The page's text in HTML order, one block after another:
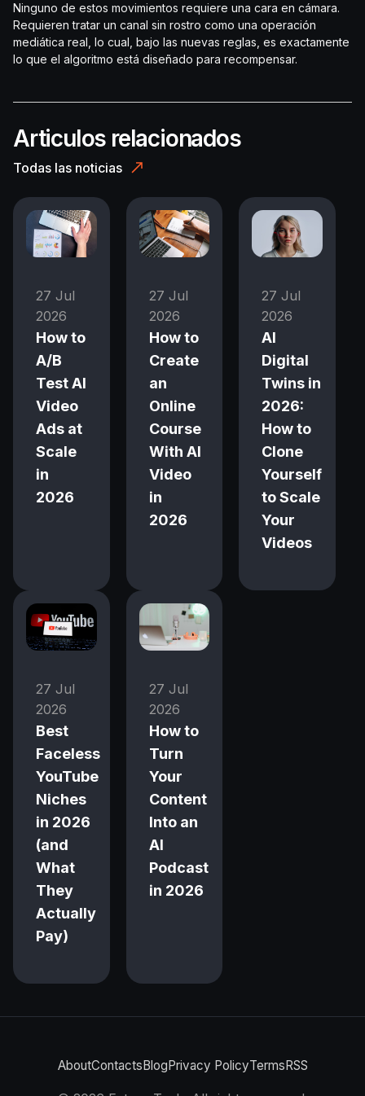
Ninguno de estos movimientos requiere una cara en cámara.
Requieren tratar un canal sin rostro como una operación
mediática real, lo cual, bajo las nuevas reglas, es exactamente
lo que el algoritmo está diseñado para recompensar.
Articulos relacionados
Todas las noticias
27 Jul
2026
How to
A/B
Test AI
Video
Ads at
Scale
in
2026
27 Jul
2026
How to
Create
an
Online
Course
With AI
Video
in
2026
27 Jul
2026
AI
Digital
Twins in
2026:
How to
Clone
Yourself
to Scale
Your
Videos
27 Jul
2026
Best
Faceless
YouTube
Niches
in 2026
(and
What
They
Actually
Pay)
27 Jul
2026
How to
Turn
Your
Content
Into an
AI
Podcast
in 2026
AboutContactsBlogPrivacy PolicyTermsRSS